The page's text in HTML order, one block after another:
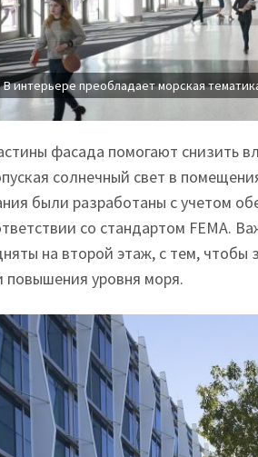
В интерьере преобладает морская
фасада помогают снизить
солнечный свет в
были разработаны с учетом
со стандартом FEMA.
на второй этаж, с тем, чтобы
повышения уровня моря.